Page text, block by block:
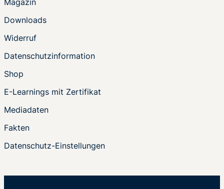
Magazin
Downloads
Widerruf
Datenschutzinformation
Shop
E-Learnings mit Zertifikat
Mediadaten
Fakten
Datenschutz-Einstellungen